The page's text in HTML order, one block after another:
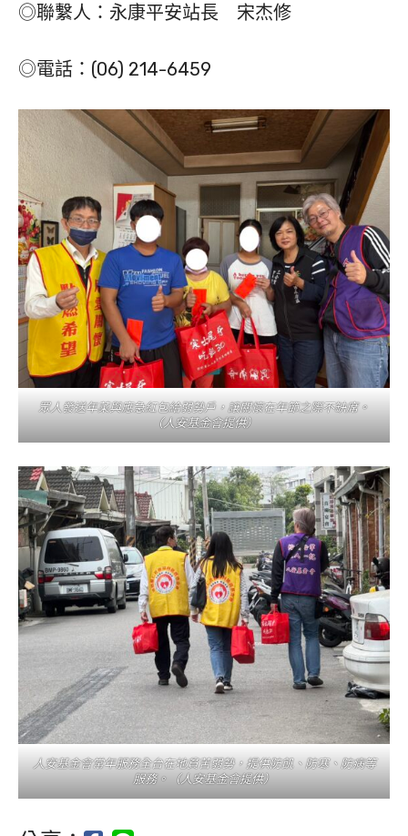
◎聯繫人：永康平安站長 宋杰修
◎電話：(06) 214-6459
眾人發送年菜與應急紅包給弱勢戶，讓關懷在年節之際不缺席。
（人安基金會提供）
人安基金會常年服務全台在地貧苦弱勢，提供防飢、防寒、防病等
服務。（人安基金會提供）